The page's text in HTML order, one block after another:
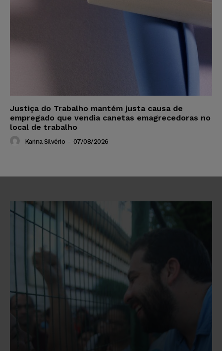
Justiça do Trabalho mantém justa causa de
empregado que vendia canetas emagrecedoras no
local de trabalho
Karina Silvério - 07/08/2026